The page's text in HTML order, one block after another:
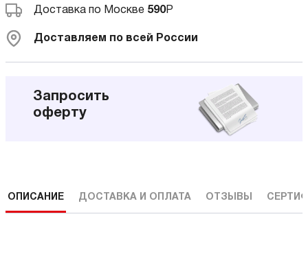
Доставка по Москве 590Р
Доставляем по всей России
Запросить
оферту
ОПИСАНИЕ ДОСТАВКА И ОПЛАТА ОТЗЫВЫ